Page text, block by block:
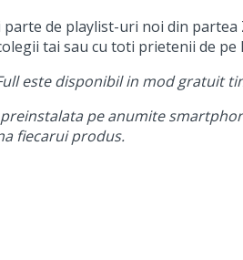
parte de playlist-uri noi din
tai sau cu toti prietenii de pe
este disponibil in mod gratuit
pe anumite
fiecarui produs.